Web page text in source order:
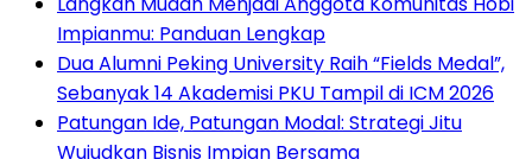
Impianmu: Panduan Lengkap
Dua Alumni Peking University Raih “Fields Medal”,
Sebanyak 14 Akademisi PKU Tampil di ICM 2026
Patungan Ide, Patungan Modal: Strategi Jitu
Wujudkan Bisnis Impian Bersama